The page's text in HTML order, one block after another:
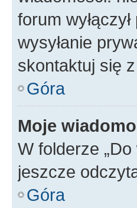
forum
wysyłanie
skontaktuj się
Góra
Moje
W folderze
jeszcze
Góra